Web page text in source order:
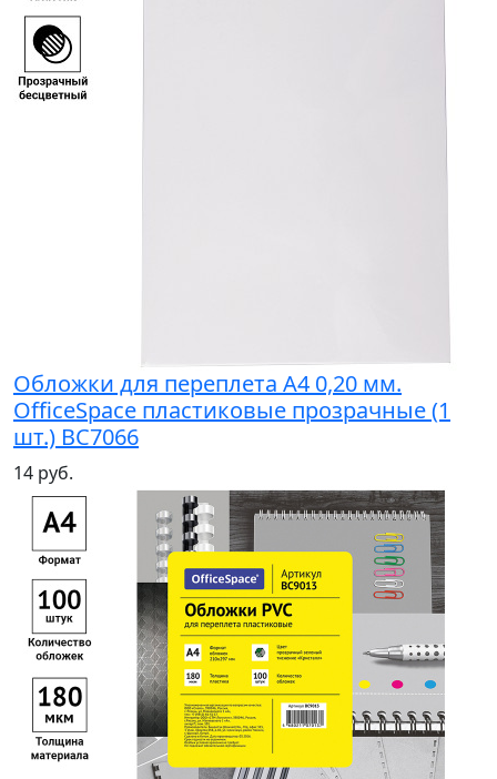
Обложки для переплета А4 0,20 мм.
OfficeSpace пластиковые прозрачные (1
шт.) BC7066
14 руб.